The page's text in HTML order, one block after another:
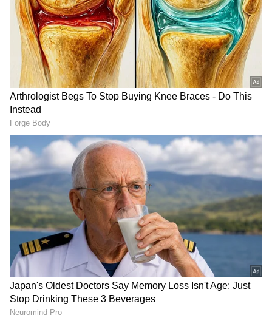
2
5
Image Credit :
ನಟ ಶ್ರೀನಗರ ಕಿಟ್ಟಿಯವರು ಈ ಬಾರಿ ತಮ್ಮ ಹುಟ್ಟುಹಬ್ಬವನ್ನ
ಅತ್ಯಂತ ಸರಳವಾಗಿ ಮನೆಯಲ್ಲೇ ಆಚರಿಸಿಕೊಂಡಿದ್ದಾರೆ. ಪತ್ನಿ
ಭಾವನಾ ಬೆಳಗೆರೆ, ಮಗಳು ಪರಿಣಿತಾ ಹಾಗೂ ಆತ್ಮೀಯರು,
ಕುಟುಂಬಸ್ಥರು ಸೇರಿ ಕಿಟ್ಟಿ ಅವರ ಹುಟ್ಟುಹಬ್ಬವನ್ನ
ವಿಶೇಷವಾಗಿ ಸೆಲೆಬ್ರೇಟ್ ಮಾಡಿದ್ದಾರೆ.
Related Articles
Niti Taylor: ಸಿಗರೇಟ್‌ನಿಂದ ಆತ ನನ್ನ ಸುಟ್ಟಿದ್ದ; ಖ್ಯಾತ